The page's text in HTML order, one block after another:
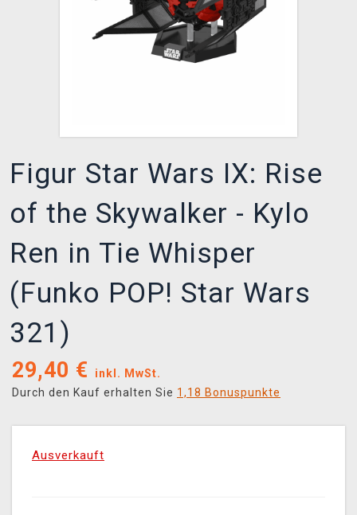
Figur Star Wars IX: Rise
of the Skywalker - Kylo
Ren in Tie Whisper
(Funko POP! Star Wars
321)
29,40 €
inkl. MwSt.
Durch den Kauf erhalten Sie 1,18 Bonuspunkte
Ausverkauft